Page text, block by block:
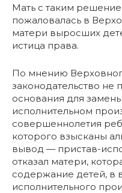
Мать с таким
пожаловалась в
матери выросших
истица права.
По мнению
законодательство не
основания для
исполнительном
совершеннолетия
которого взысканы
вывод — пристав-
отказал матери,
содержание детей, в
исполнительного